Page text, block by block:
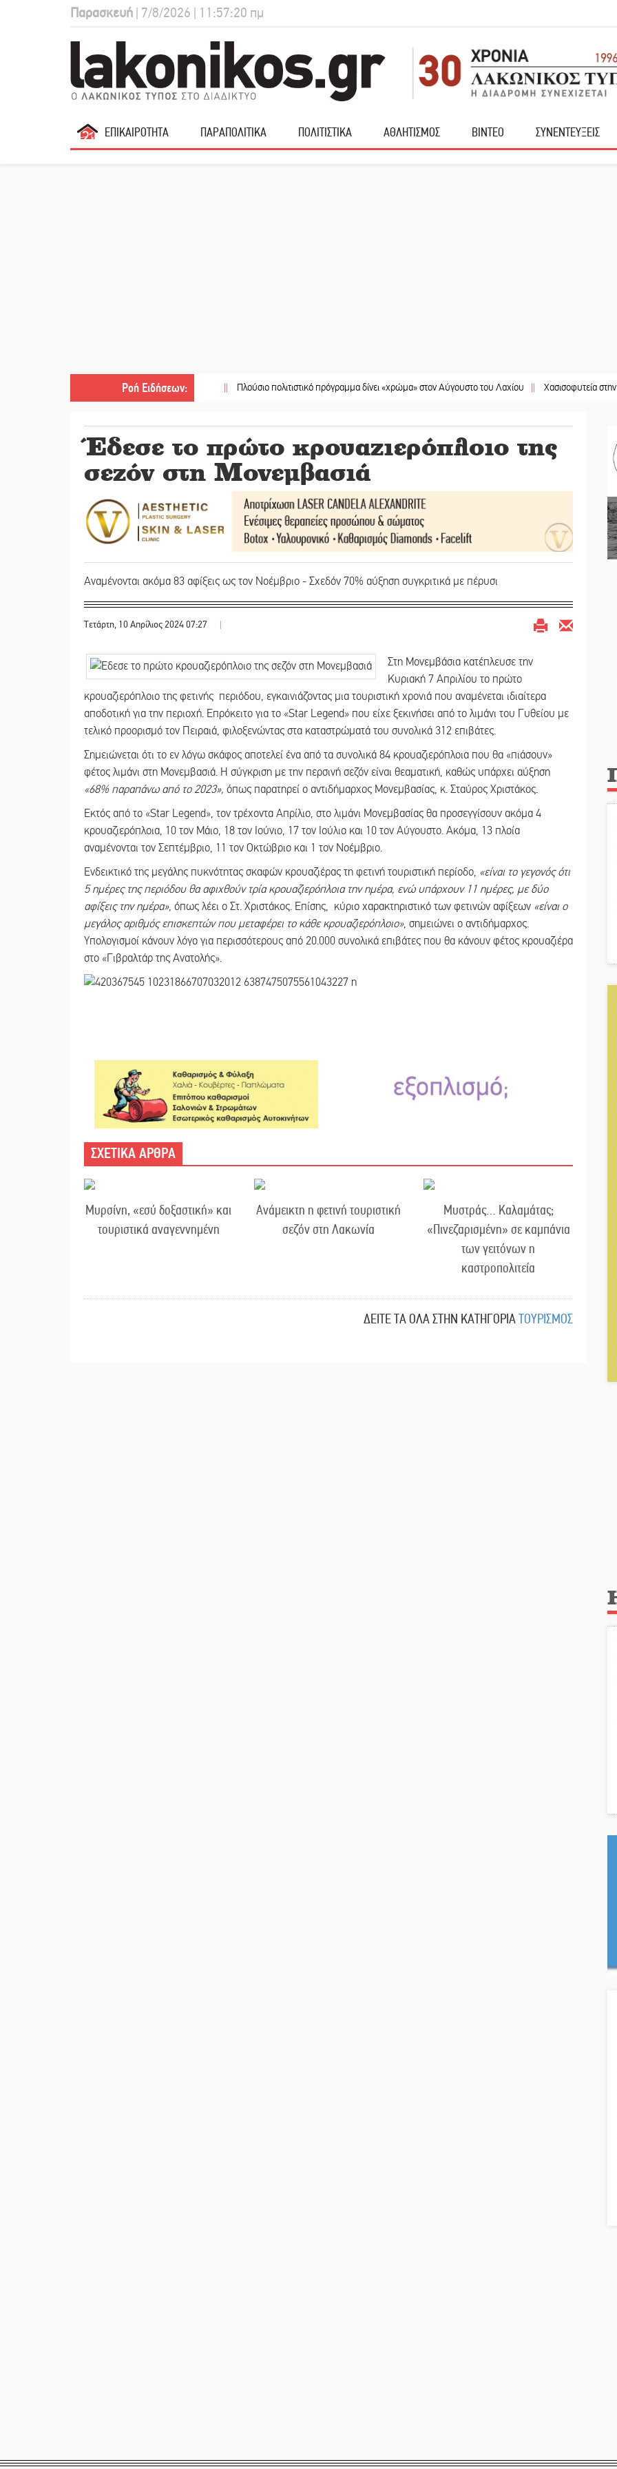
Παρασκευή | 7/8/2026 | 11:57:21 πμ
ΕΠΙΚΑΙΡΟΤΗΤΑ ΠΑΡΑΠΟΛΙΤΙΚΑ ΠΟΛΙΤΙΣΤΙΚΑ ΑΘΛΗΤΙΣΜΟΣ ΒΙΝΤΕΟ ΣΥΝΕΝΤΕΥΞΕΙΣ
Ροή Ειδήσεων:
|| Πλούσιο πολιτιστικό πρόγραμμα δίνει «χρώμα» στον Αύγουστο του Λαχίου || Χασισοφυτεία στην
Έδεσε το πρώτο κρουαζιερόπλοιο της
σεζόν στη Μονεμβασιά
Αναμένονται ακόμα 83 αφίξεις ως τον Νοέμβριο - Σχεδόν 70% αύξηση συγκριτικά με πέρυσι
Τετάρτη, 10 Απρίλιος 2024 07:27 |
Στη Μονεμβάσια κατέπλευσε την
Κυριακή 7 Απριλίου το πρώτο
κρουαζιερόπλοιο της φετινής περιόδου, εγκαινιάζοντας μια τουριστική χρονιά που αναμένεται ιδιαίτερα
αποδοτική για την περιοχή. Επρόκειτο για το «Star Legend» που είχε ξεκινήσει από το λιμάνι του Γυθείου με
τελικό προορισμό τον Πειραιά, φιλοξενώντας στα καταστρώματά του συνολικά 312 επιβάτες.
Σημειώνεται ότι το εν λόγω σκάφος αποτελεί ένα από τα συνολικά 84 κρουαζιερόπλοια που θα «πιάσουν»
φέτος λιμάνι στη Μονεμβασιά. Η σύγκριση με την περσινή σεζόν είναι θεαματική, καθώς υπάρχει αύξηση
«68% παραπάνω από το 2023», όπως παρατηρεί ο αντιδήμαρχος Μονεμβασίας, κ. Σταύρος Χριστάκος.
Εκτός από το «Star Legend», τον τρέχοντα Απρίλιο, στο λιμάνι Μονεμβασίας θα προσεγγίσουν ακόμα 4
κρουαζιερόπλοια, 10 τον Μάιο, 18 τον Ιούνιο, 17 τον Ιούλιο και 10 τον Αύγουστο. Ακόμα, 13 πλοία
αναμένονται τον Σεπτέμβριο, 11 τον Οκτώβριο και 1 τον Νοέμβριο.
Ενδεικτικό της μεγάλης πυκνότητας σκαφών κρουαζιέρας τη φετινή τουριστική περίοδο, «είναι το γεγονός ότι
5 ημέρες της περιόδου θα αφιχθούν τρία κρουαζιερόπλοια την ημέρα, ενώ υπάρχουν 11 ημέρες, με δύο
αφίξεις την ημέρα», όπως λέει ο Στ. Χριστάκος. Επίσης, κύριο χαρακτηριστικό των φετινών αφίξεων «είναι ο
μεγάλος αριθμός επισκεπτών που μεταφέρει το κάθε κρουαζιερόπλοιο», σημειώνει ο αντιδήμαρχος.
Υπολογισμοί κάνουν λόγο για περισσότερους από 20.000 συνολικά επιβάτες που θα κάνουν φέτος κρουαζιέρα
στο «Γιβραλτάρ της Ανατολής».
ΣΧΕΤΙΚΑ ΑΡΘΡΑ
Μυρσίνη, «εσύ δοξαστική» και
τουριστικά αναγεννημένη
Ανάμεικτη η φετινή τουριστική
σεζόν στη Λακωνία
Μυστράς… Καλαμάτας;
«Πινεζαρισμένη» σε καμπάνια
των γειτόνων η
καστροπολιτεία
ΔΕΙΤΕ ΤΑ ΟΛΑ ΣΤΗΝ ΚΑΤΗΓΟΡΙΑΤΟΥΡΙΣΜΟΣ